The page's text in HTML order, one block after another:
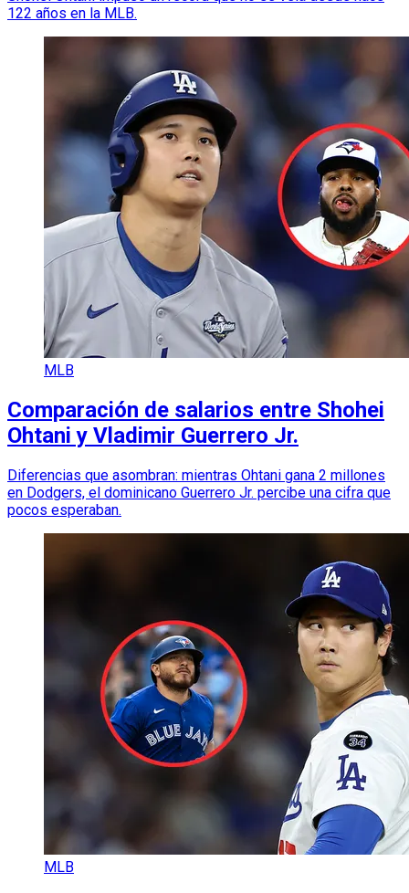
122 años en la MLB.
MLB
Comparación de salarios entre Shohei
Ohtani y Vladimir Guerrero Jr.
Diferencias que asombran: mientras Ohtani gana 2 millones
en Dodgers, el dominicano Guerrero Jr. percibe una cifra que
pocos esperaban.
MLB